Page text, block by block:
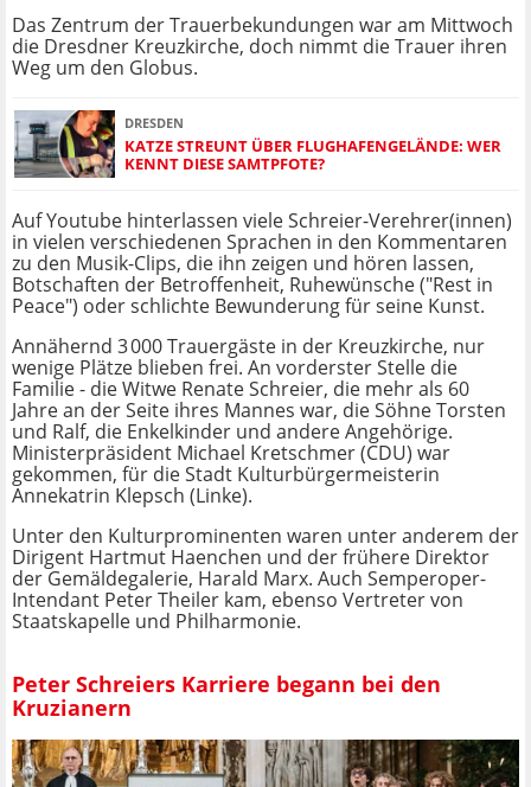
Das Zentrum der Trauerbekundungen war am Mittwoch
die Dresdner Kreuzkirche, doch nimmt die Trauer ihren
Weg um den Globus.
DRESDEN
KATZE STREUNT ÜBER FLUGHAFENGELÄNDE: WER
KENNT DIESE SAMTPFOTE?
Auf Youtube hinterlassen viele Schreier-Verehrer(innen)
in vielen verschiedenen Sprachen in den Kommentaren
zu den Musik-Clips, die ihn zeigen und hören lassen,
Botschaften der Betroffenheit, Ruhewünsche ("Rest in
Peace") oder schlichte Bewunderung für seine Kunst.
Annähernd 3 000 Trauergäste in der Kreuzkirche, nur
wenige Plätze blieben frei. An vorderster Stelle die
Familie - die Witwe Renate Schreier, die mehr als 60
Jahre an der Seite ihres Mannes war, die Söhne Torsten
und Ralf, die Enkelkinder und andere Angehörige.
Ministerpräsident Michael Kretschmer (CDU) war
gekommen, für die Stadt Kulturbürgermeisterin
Annekatrin Klepsch (Linke).
Unter den Kulturprominenten waren unter anderem der
Dirigent Hartmut Haenchen und der frühere Direktor
der Gemäldegalerie, Harald Marx. Auch Semperoper-
Intendant Peter Theiler kam, ebenso Vertreter von
Staatskapelle und Philharmonie.
Peter Schreiers Karriere begann bei den
Kruzianern